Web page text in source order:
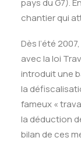
chantier qui
Dès l’été
avec la loi
introduit une
la
fameux «
la déduction
bilan de ces